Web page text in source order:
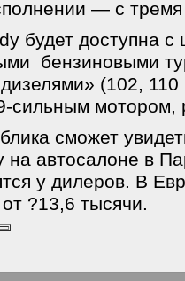
— с
будет доступна
бензиновыми
(102,
сильным мотором,
сможет
на автосалоне в
у дилеров. В
?13,6 тысячи.